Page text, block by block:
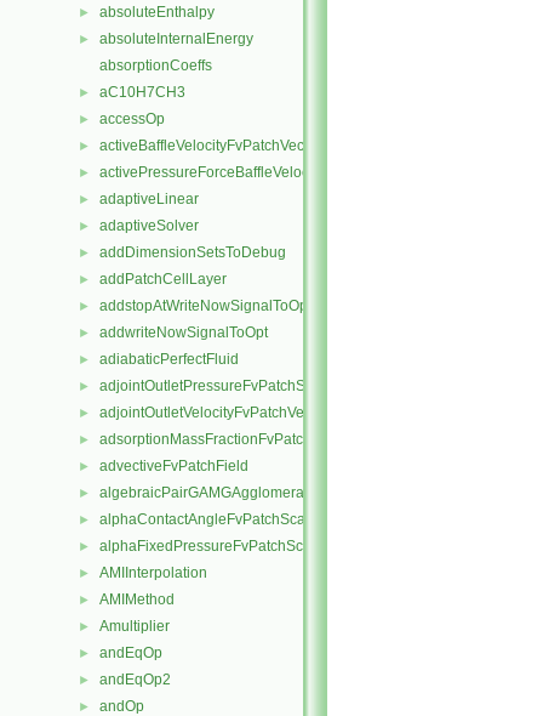
► absoluteEnthalpy
►
absoluteInternalEnergy
absorptionCoeffs
► aC10H7CH3
► accessOp
► activeBaffleVelocityFvPatchVectorField
► activePressureForceBaffleVelocityFvPatchVectorField
► adaptiveLinear
► adaptiveSolver
► addDimensionSetsToDebug
► addPatchCellLayer
► addstopAtWriteNowSignalToOpt
► addwriteNowSignalToOpt
► adiabaticPerfectFluid
► adjointOutletPressureFvPatchScalarField
► adjointOutletVelocityFvPatchVectorField
► adsorptionMassFractionFvPatchScalarField
► advectiveFvPatchField
► algebraicPairGAMGAgglomeration
► alphaContactAngleFvPatchScalarField
► alphaFixedPressureFvPatchScalarField
► AMIInterpolation
► AMIMethod
► Amultiplier
► andEqOp
► andEqOp2
► andOp